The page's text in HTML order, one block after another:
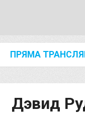
ПРЯМА
Дэвид